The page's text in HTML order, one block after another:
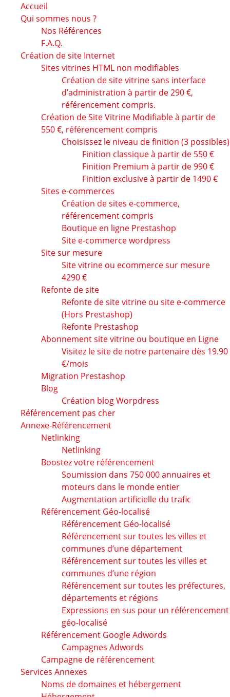
Accueil
Qui sommes nous ?
Nos Références
F.A.Q.
Création de site Internet
Sites vitrines HTML non modifiables
Création de site vitrine sans interface
d’administration à partir de 290 €,
référencement compris.
Création de Site Vitrine Modifiable à partir de
550 €, référencement compris
Choisissez le niveau de finition (3 possibles)
Finition classique à partir de 550 €
Finition Premium à partir de 990 €
Finition exclusive à partir de 1490 €
Sites e-commerces
Création de sites e-commerce,
référencement compris
Boutique en ligne Prestashop
Site e-commerce wordpress
Site sur mesure
Site vitrine ou ecommerce sur mesure
4290 €
Refonte de site
Refonte de site vitrine ou site e-commerce
(Hors Prestashop)
Refonte Prestashop
Abonnement site vitrine ou boutique en Ligne
Visitez le site de notre partenaire dès 19.90
€/mois
Migration Prestashop
Blog
Création blog Worpdress
Référencement pas cher
Annexe-Référencement
Netlinking
Netlinking
Boostez votre référencement
Soumission dans 750 000 annuaires et
moteurs dans le monde entier
Augmentation artificielle du trafic
Référencement Géo-localisé
Référencement Géo-localisé
Référencement sur toutes les villes et
communes d’une département
Référencement sur toutes les villes et
communes d’une région
Référencement sur toutes les préfectures,
départements et régions
Expressions en sus pour un référencement
géo-localisé
Référencement Google Adwords
Campagnes Adwords
Campagne de référencement
Services Annexes
Noms de domaines et hébergement